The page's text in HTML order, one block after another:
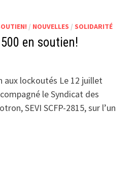
/ NOUVELLES / SOLIDARITÉ
en soutien!
lockoutés Le 12 juillet
le Syndicat des
SEVI SCFP-2815, sur l’un